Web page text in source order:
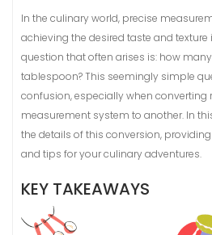
In the culinary world, precise
achieving the desired taste and
question that often arises is: how
tablespoon? This seemingly simple
confusion, especially when converting
measurement system to another. In
the details of this conversion,
and tips for your culinary adventures.
KEY TAKEAWAYS